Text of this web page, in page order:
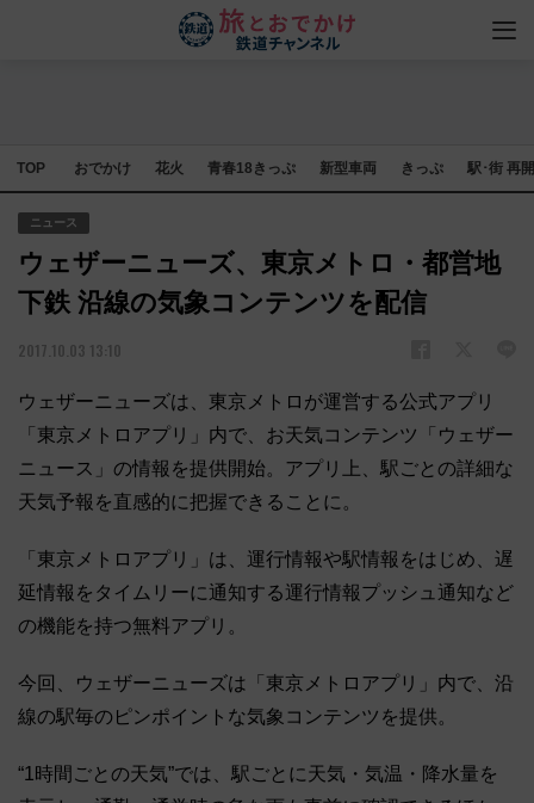
TOP おでかけ 花火 青春18きっぷ 新型車両 きっぷ 駅･街 再
ニュース
ウェザーニューズ、東京メトロ・都営地
下鉄 沿線の気象コンテンツを配信
2017.10.03 13:10
ウェザーニューズは、東京メトロが運営する公式アプリ
「東京メトロアプリ」内で、お天気コンテンツ「ウェザー
ニュース」の情報を提供開始。アプリ上、駅ごとの詳細な
天気予報を直感的に把握できることに。
「東京メトロアプリ」は、運行情報や駅情報をはじめ、遅
延情報をタイムリーに通知する運行情報プッシュ通知など
の機能を持つ無料アプリ。
今回、ウェザーニューズは「東京メトロアプリ」内で、沿
線の駅毎のピンポイントな気象コンテンツを提供。
“1時間ごとの天気”では、駅ごとに天気・気温・降水量を